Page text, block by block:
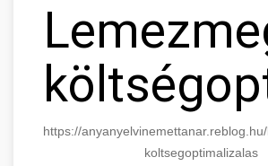
https://anyanyelvinemettanar.reblog.hu/
koltsegoptimalizalas